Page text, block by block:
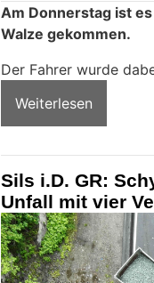
Am Donnerstag ist
Walze gekommen.
Der Fahrer wurde
Weiterlesen
Sils i.D. GR:
Unfall mit vier